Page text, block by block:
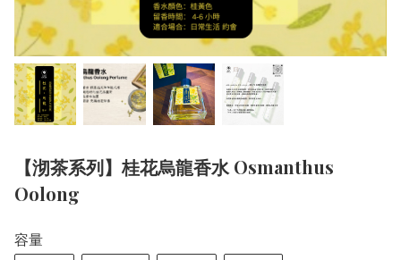
【沏茶系列】桂花烏龍香水 Osmanthus
Oolong
容量